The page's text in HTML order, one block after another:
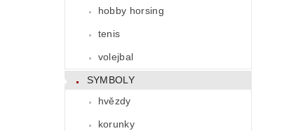
hobby horsing
tenis
volejbal
SYMBOLY
hvězdy
korunky